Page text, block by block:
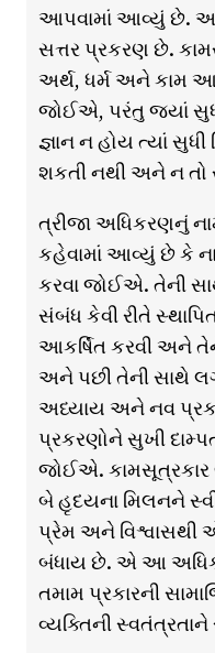
આપવામાં આવ્યું છે.
સત્તર પ્રકરણ છે.
અર્થ, ધર્મ અને કામ આ
જોઈએ, પરંતુ જ્યાં
જ્ઞાન ન હોય ત્યાં સુધી
શકતી નથી અને ન
ત્રીજા અધિકરણનું
કહેવામાં આવ્યું છે કે
કરવા જોઈએ. તેની
સંબંધ કેવી રીતે
આકર્ષિત કરવી અને તેને
અને પછી તેની સાથે
અધ્યાય અને નવ
પ્રકરણોને સુખી
જોઈએ. કામસૂત્રકાર
બે હૃદયના મિલનને
પ્રેમ અને વિશ્વાસથી
બંધાય છે. એ આ
તમામ પ્રકારની
વ્યક્તિની